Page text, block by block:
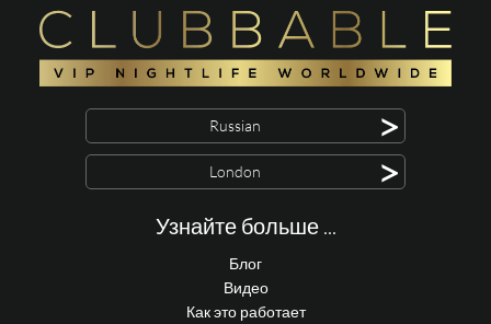
Russian >
London >
Узнайте больше ...
Блог
Видео
Как это работает